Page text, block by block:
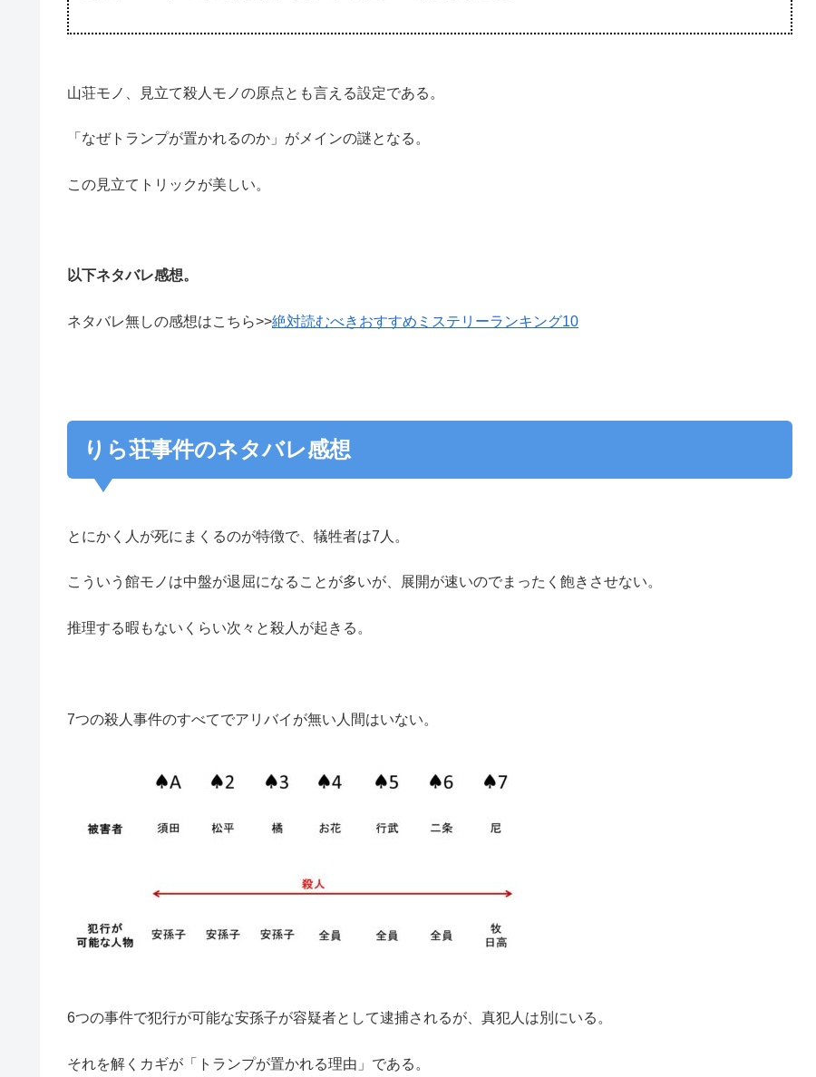
山荘モノ、見立て殺人モノの原点とも言える設定である。
「なぜトランプが置かれるのか」がメインの謎となる。
この見立てトリックが美しい。
以下ネタバレ感想。
ネタバレ無しの感想はこちら>>絶対読むべきおすすめミステリーランキング10
りら荘事件のネタバレ感想
とにかく人が死にまくるのが特徴で、犠牲者は7人。
こういう館モノは中盤が退屈になることが多いが、展開が速いのでまったく飽きさせない。
推理する暇もないくらい次々と殺人が起きる。
7つの殺人事件のすべてでアリバイが無い人間はいない。
6つの事件で犯行が可能な安孫子が容疑者として逮捕されるが、真犯人は別にいる。
それを解くカギが「トランプが置かれる理由」である。